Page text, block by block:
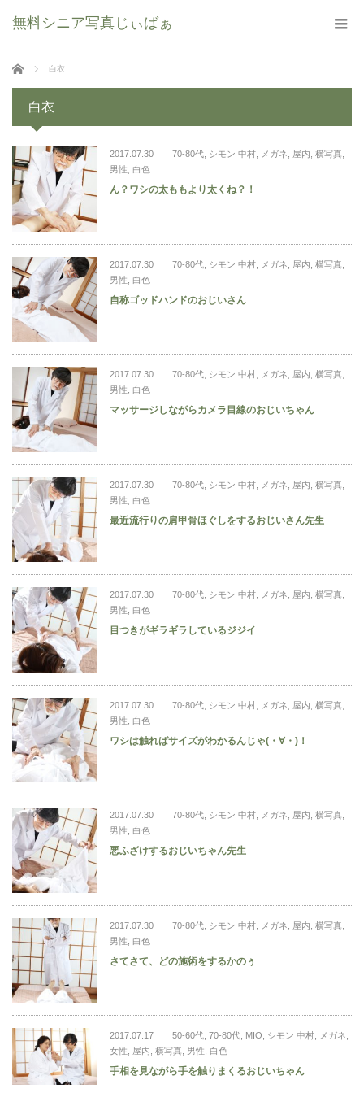
無料シニア写真じぃばぁ
ホーム 白衣
白衣
2017.07.30 70-80代, シモン 中村, メガネ 屋内 横写真
男性
白色
ん？ワシの太ももより太くね？！
2017.07.30 70-80代, シモン 中村, メガネ 屋内 横写真
男性
白色
自称ゴッドハンドのおじいさん
2017.07.30 70-80代, シモン 中村, メガネ 屋内 横写真
男性
白色
マッサージしながらカメラ目線のおじいちゃん
2017.07.30 70-80代, シモン 中村, メガネ 屋内 横写真
男性
白色
最近流行りの肩甲骨ほぐしをするおじいさん先生
2017.07.30 70-80代, シモン 中村, メガネ 屋内 横写真
男性
白色
目つきがギラギラしているジジイ
2017.07.30 70-80代, シモン 中村, メガネ 屋内 横写真
男性
白色
ワシは触ればサイズがわかるんじゃ(・∀・)！
2017.07.30 70-80代, シモン 中村, メガネ 屋内 横写真
男性
白色
悪ふざけするおじいちゃん先生
2017.07.30 70-80代, シモン 中村, メガネ 屋内 横写真
男性
白色
さてさて、どの施術をするかのぅ
2017.07.17 50-60代, 70-80代, MIO シモン 中村, メガネ
女性
屋内 横写真 男性 白色
手相を見ながら手を触りまくるおじいちゃん